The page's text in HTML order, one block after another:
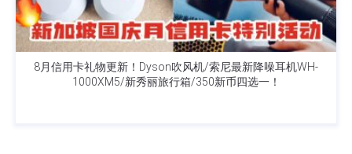
8月信用卡礼物更新！Dyson吹风机/索尼最新降噪耳机WH-
1000XM5/新秀丽旅行箱/350新币四选一！